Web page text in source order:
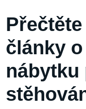
články
nábytku